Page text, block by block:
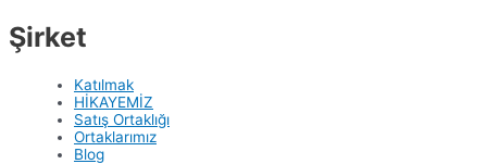
Şirket
Katılmak
HİKAYEMİZ
Satış Ortaklığı
Ortaklarımız
Blog